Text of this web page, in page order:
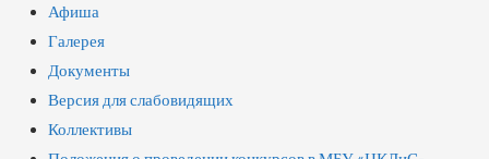
Афиша
Галерея
Документы
Версия для слабовидящих
Коллективы